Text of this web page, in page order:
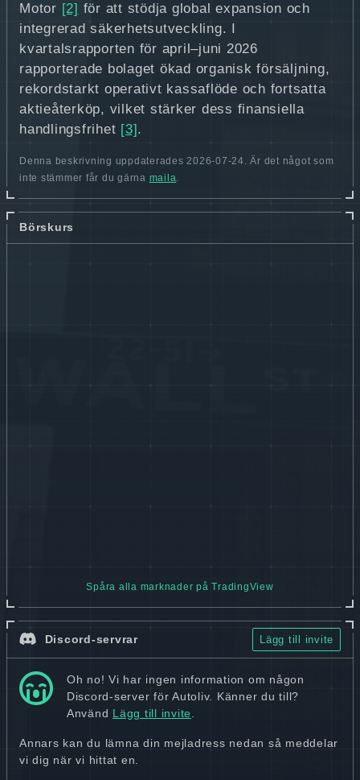
Motor [2] för att stödja global expansion och
integrerad säkerhetsutveckling. I
kvartalsrapporten för april–juni 2026
rapporterade bolaget ökad organisk försäljning,
rekordstarkt operativt kassaflöde och fortsatta
aktieåterköp, vilket stärker dess finansiella
handlingsfrihet [3] .
Denna beskrivning uppdaterades 2026-07-24. Är det något som
inte stämmer får du gärna maila.
Börskurs
Spåra alla marknader på TradingView
Discord-servrar Lägg till invite
Oh no! Vi har ingen information om någon
Discord-server för Autoliv. Känner du till?
Använd Lägg till invite.
Annars kan du lämna din mejladress nedan så meddelar
vi dig när vi hittat en.